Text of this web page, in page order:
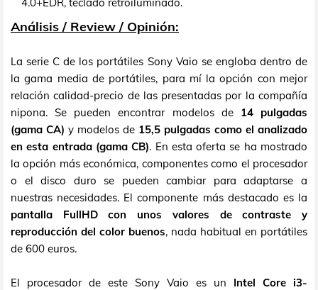
Análisis / Review / Opinión:
La serie C de los portátiles Sony Vaio se engloba dentro de
la gama media de portátiles, para mí la opción con mejor
relación calidad-precio de las presentadas por la compañía
nipona. Se pueden encontrar modelos de 14 pulgadas
(gama CA) y modelos de 15,5 pulgadas como el analizado
en esta entrada (gama CB). En esta oferta se ha mostrado
la opción más económica, componentes como el procesador
o el disco duro se pueden cambiar para adaptarse a
nuestras necesidades. El componente más destacado es la
pantalla FullHD con unos valores de contraste y
reproducción del color buenos, nada habitual en portátiles
de 600 euros.
El procesador de este Sony Vaio es un Intel Core i3-